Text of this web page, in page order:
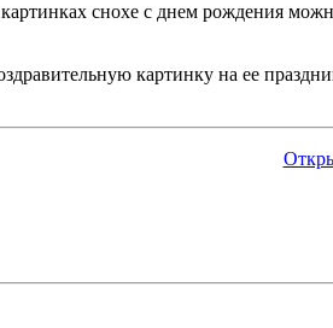
снохе с днем рождения
картинку на ее